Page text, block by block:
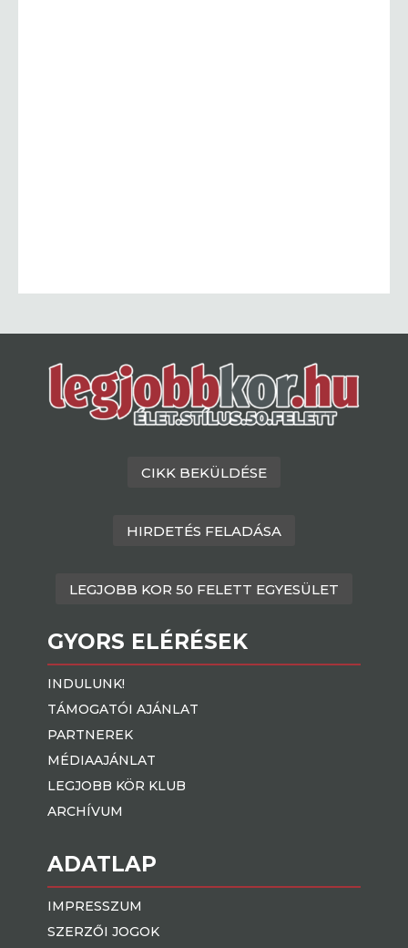
CIKK BEKÜLDÉSE
HIRDETÉS FELADÁSA
LEGJOBB KOR 50 FELETT EGYESÜLET
GYORS ELÉRÉSEK
INDULUNK!
TÁMOGATÓI AJÁNLAT
PARTNEREK
MÉDIAAJÁNLAT
LEGJOBB KÖR KLUB
ARCHÍVUM
ADATLAP
IMPRESSZUM
SZERZŐI JOGOK